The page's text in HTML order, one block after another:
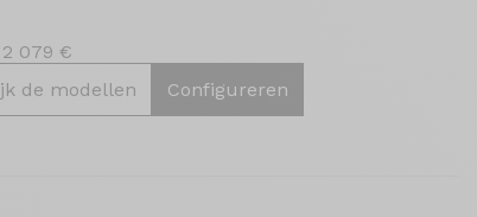
2 079 €
de modellen
Configureren